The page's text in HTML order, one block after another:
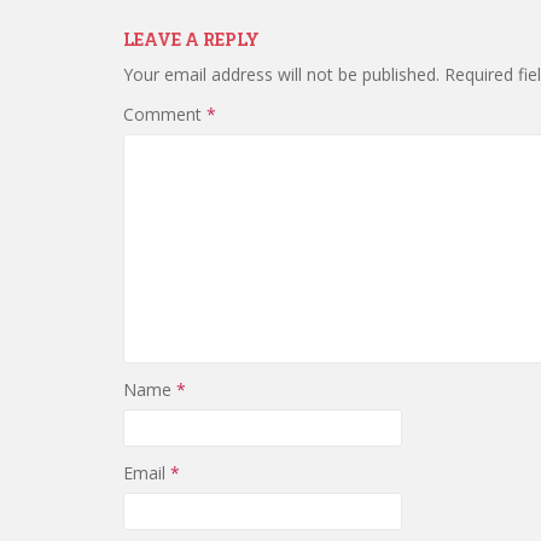
LEAVE A REPLY
Your email address will not be published. Required
Comment *
Name *
Email *